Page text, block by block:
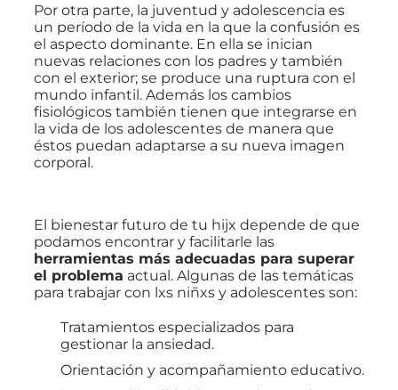
Por otra parte, la juventud y adolescencia es
un período de la vida en la que la confusión es
el aspecto dominante. En ella se inician
nuevas relaciones con los padres y también
con el exterior; se produce una ruptura con el
mundo infantil. Además los cambios
fisiológicos también tienen que integrarse en
la vida de los adolescentes de manera que
éstos puedan adaptarse a su nueva imagen
corporal.
El bienestar futuro de tu hijx depende de que
podamos encontrar y facilitarle las
herramientas más adecuadas para superar
el problema actual. Algunas de las temáticas
para trabajar con lxs niñxs y adolescentes son:
Tratamientos especializados para
gestionar la ansiedad.
Orientación y acompañamiento educativo.